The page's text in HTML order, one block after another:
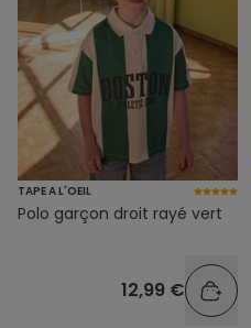
TAPE A L'OEIL
Polo garçon droit rayé vert
12,99 €